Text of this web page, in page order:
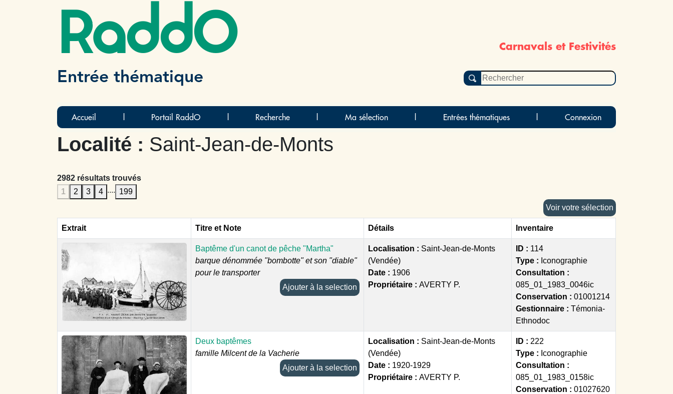
RaddO Carnavals et Festivités
Entrée thématique
Accueil Portail RaddO Recherche Ma sélection Entrées thématiques Connexion
Localité : Saint-Jean-de-Monts
2982 résultats trouvés
1
2 3 4 .... 199
Voir votre sélection
Extrait Titre et Note Détails Inventaire
Baptême d'un canot de pêche "Martha"
barque dénommée "bombotte" et son "diable"
pour le transporter
Ajouter à la selection
Localisation : Saint-Jean-de-Monts
(Vendée)
Date : 1906
Propriétaire : AVERTY P.
ID : 114
Type : Iconographie
Consultation :
085_01_1983_0046ic
Conservation : 01001214
Gestionnaire : Témonia-
Ethnodoc
Deux baptêmes
famille Milcent de la Vacherie
Ajouter à la selection
Localisation : Saint-Jean-de-Monts
(Vendée)
Date : 1920-1929
Propriétaire : AVERTY P.
ID : 222
Type : Iconographie
Consultation :
085_01_1983_0158ic
Conservation : 01027620